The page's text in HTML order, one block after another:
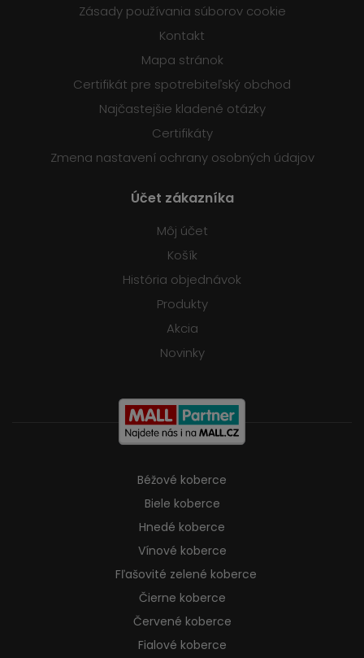
Zásady používania súborov cookie
Kontakt
Mapa stránok
Certifikát pre spotrebiteľský obchod
Najčastejšie kladené otázky
Certifikáty
Zmena nastavení ochrany osobných údajov
Účet zákazníka
Môj účet
Košík
História objednávok
Produkty
Akcia
Novinky
Béžové koberce
Biele koberce
Hnedé koberce
Vínové koberce
Fľašovité zelené koberce
Čierne koberce
Červené koberce
Fialové koberce